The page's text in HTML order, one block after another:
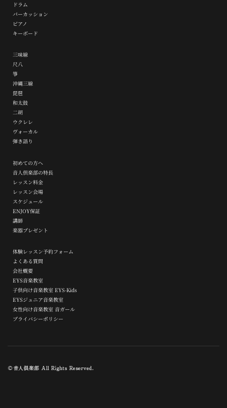
ドラム
パーカッション
ピアノ
キーボード
三味線
尺八
箏
沖縄三線
琵琶
和太鼓
二胡
ウクレレ
ヴォーカル
弾き語り
初めての方へ
音人倶楽部の特長
レッスン料金
レッスン会場
スケジュール
ENJOY保証
講師
楽器プレゼント
体験レッスン予約フォーム
よくある質問
会社概要
EYS音楽教室
子供向け音楽教室 EYS-Kids
EYSジュニア音楽教室
女性向け音楽教室 音ガール
プライバシーポリシー